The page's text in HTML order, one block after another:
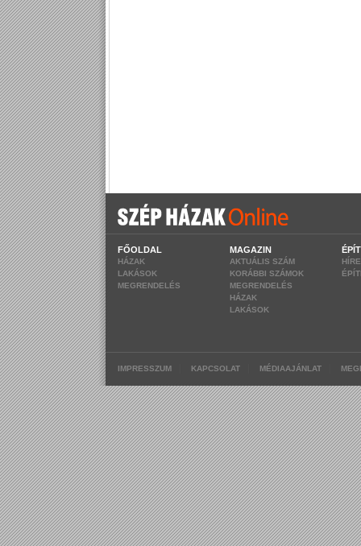
FŐOLDAL
HÁZAK
LAKÁSOK
MEGRENDELÉS
MAGAZIN
AKTUÁLIS SZÁM
KORÁBBI SZÁMOK
MEGRENDELÉS
HÁZAK
LAKÁSOK
IMPRESSZUM KAPCSOLAT MÉDIAAJÁNLAT